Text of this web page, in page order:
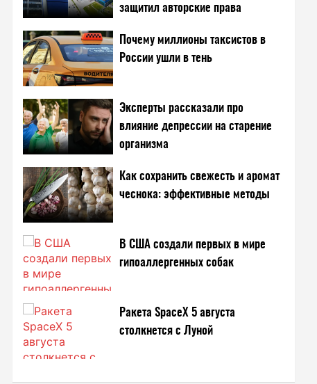
защитил авторские права
Почему миллионы таксистов в
России ушли в тень
Эксперты рассказали про
влияние депрессии на старение
организма
Как сохранить свежесть и аромат
чеснока: эффективные методы
В США создали первых в мире
гипоаллергенных собак
Ракета SpaceX 5 августа
столкнется с Луной